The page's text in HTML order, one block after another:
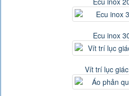
Ecu inox
Vít trí lục